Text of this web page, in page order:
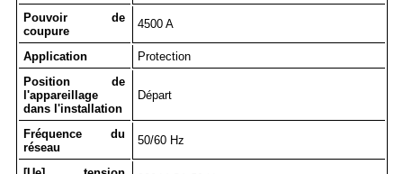
Pouvoir de
coupure
4500 A
Application
Protection
Position de
l'appareillage
dans l'installation
Départ
Fréquence du
réseau
50/60 Hz